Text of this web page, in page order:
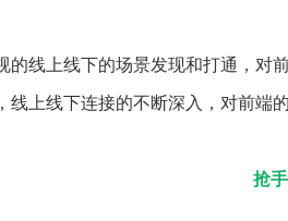
的线上线下的场景发现和打通，对
线上线下连接的不断深入，对前端
抢